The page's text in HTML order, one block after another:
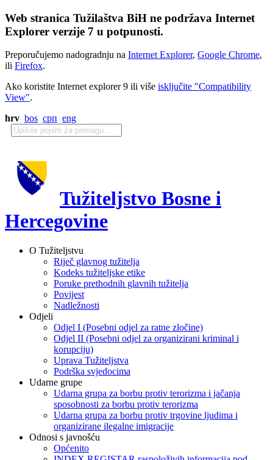
Web stranica Tužilaštva BiH ne podržava Internet
Explorer verzije 7 u potpunosti.
Preporučujemo nadogradnju na Internet Explorer, Google Chrome,
ili Firefox.
Ako koristite Internet explorer 9 ili više isključite "Compatibility
View".
hrv bos срп eng
Tužiteljstvo Bosne i
Hercegovine
O Tužiteljstvu
Riječ glavnog tužitelja
Kodeks tužiteljske etike
Poruke prethodnih glavnih tužitelja
Povijest
Nadležnosti
Odjeli
Odjel I (Posebni odjel za ratne zločine)
Odjel II (Posebni odjel za organizirani kriminal i
korupciju)
Uprava Tužiteljstva
Podrška svjedocima
Udarne grupe
Udarna grupa za borbu protiv terorizma i jačanja
sposobnosti za borbu protiv terorizma
Udarna grupa za borbu protiv trgovine ljudima i
organizirane ilegalne imigracije
Odnosi s javnošću
Općenito